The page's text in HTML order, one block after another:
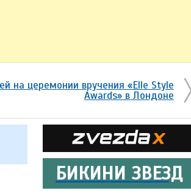
на церемонии вручения «Elle Style
Awards» в Лондоне
БИКИНИ ЗВЕЗД